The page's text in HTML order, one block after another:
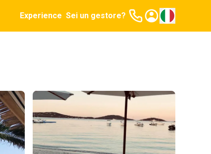
Experience Sei un gestore?